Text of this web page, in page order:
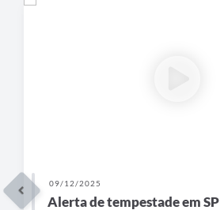
09/12/2025
Alerta de tempestade em SP